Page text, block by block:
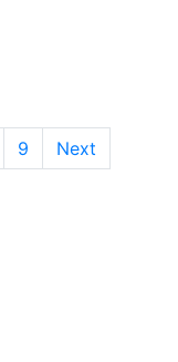
9 Next